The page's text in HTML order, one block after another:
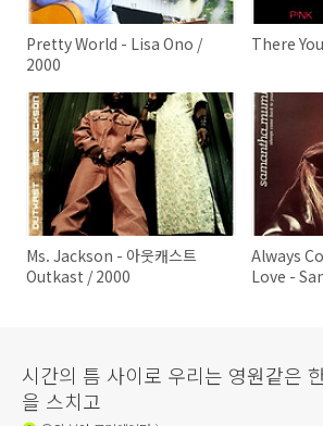
Pretty World - Lisa Ono /
2000
There
Ms. Jackson - 아웃캐스트
Outkast / 2000
Always
Love -
시간의 틈 사이로 우리는 영원같은
을 스치고